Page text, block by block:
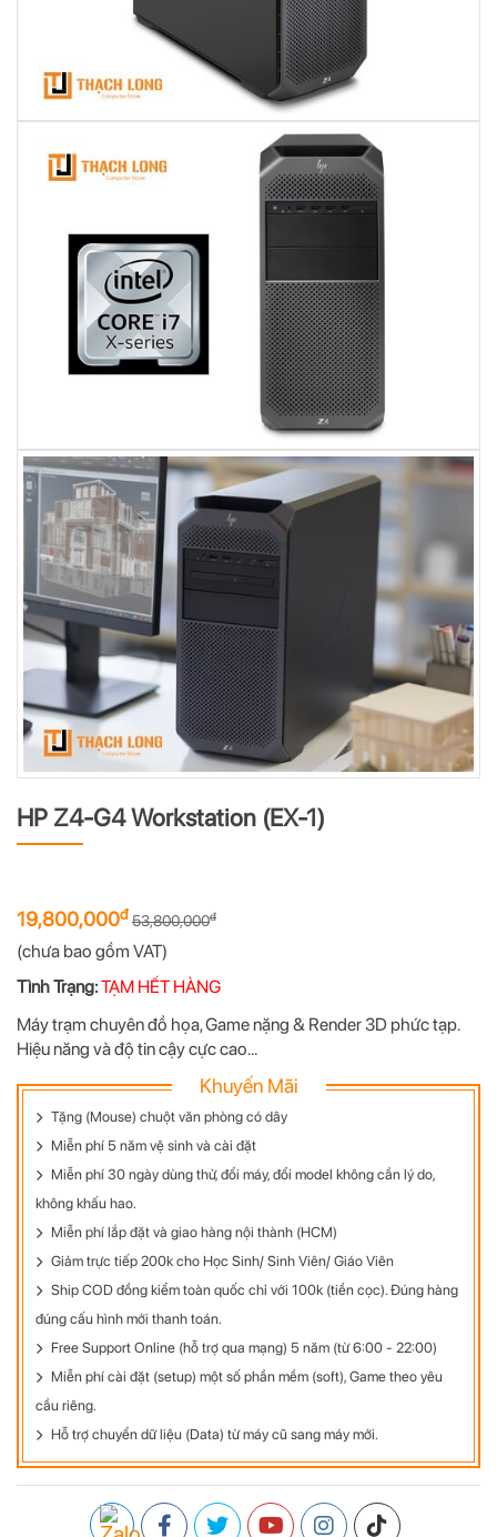
HP Z4-G4 Workstation (EX-1)
19,800,000đ53,800,000đ
(chưa bao gồm VAT)
Tình Trạng:TẠM HẾT HÀNG
Máy trạm chuyên đồ họa, Game nặng & Render 3D phức tạp.
Hiệu năng và độ tin cậy cực cao...
Khuyến Mãi
Tặng (Mouse) chuột văn phòng có dây
Miễn phí 5 năm vệ sinh và cài đặt
Miễn phí 30 ngày dùng thử, đổi máy, đổi model không cần lý do,
không khấu hao.
Miễn phí lắp đặt và giao hàng nội thành (HCM)
Giảm trực tiếp 200k cho Học Sinh/ Sinh Viên/ Giáo Viên
Ship COD đồng kiểm toàn quốc chỉ với 100k (tiền cọc). Đúng hàng
đúng cấu hình mới thanh toán.
Free Support Online (hỗ trợ qua mạng) 5 năm (từ 6:00 - 22:00)
Miễn phí cài đặt (setup) một số phần mềm (soft), Game theo yêu
cầu riêng.
Hỗ trợ chuyển dữ liệu (Data) từ máy cũ sang máy mới.